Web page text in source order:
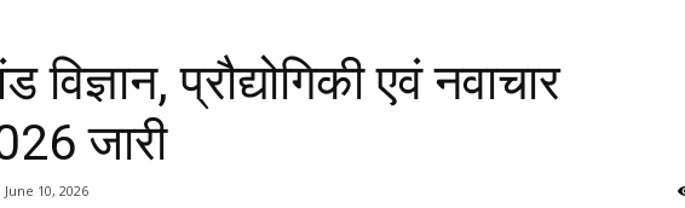
विज्ञान, प्रौद्योगिकी एवं नवाचार
जारी
June 10, 2026